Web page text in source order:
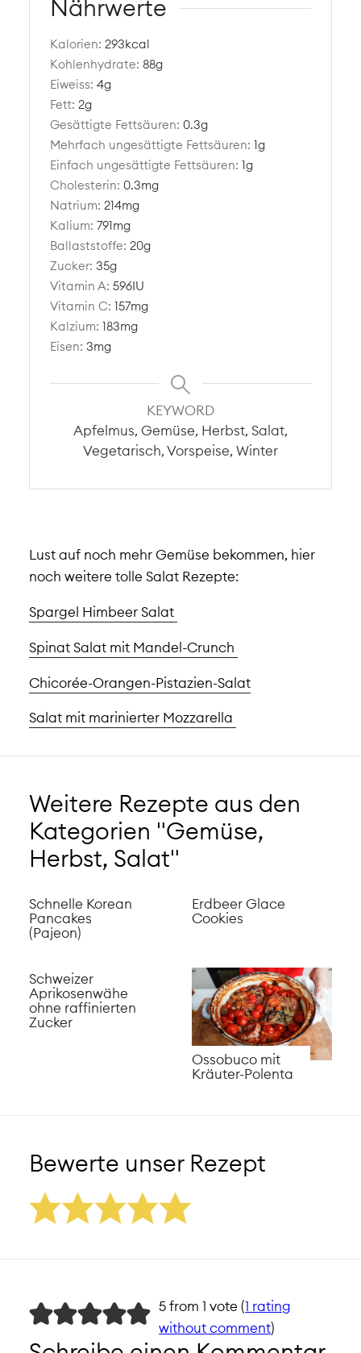
Nährwerte
Kalorien:293kcal
Kohlenhydrate:88g
Eiweiss:4g
Fett:2g
Gesättigte Fettsäuren: 0.3g
Mehrfach ungesättigte Fettsäuren:1g
Einfach ungesättigte Fettsäuren:1g
Cholesterin: 0.3mg
Natrium:214mg
Kalium:791mg
Ballaststoffe:20g
Zucker:35g
Vitamin A:596IU
Vitamin C:157mg
Kalzium:183mg
Eisen:3mg
KEYWORD
Apfelmus, Gemüse, Herbst, Salat,
Vegetarisch, Vorspeise, Winter
Lust auf noch mehr Gemüse bekommen, hier
noch weitere tolle Salat Rezepte:
Spargel Himbeer Salat
Spinat Salat mit Mandel-Crunch
Chicorée-Orangen-Pistazien-Salat
Salat mit marinierter Mozzarella
Weitere Rezepte aus den
Kategorien "Gemüse,
Herbst, Salat"
Schnelle Korean
Pancakes
(Pajeon)
Erdbeer Glace
Cookies
Schweizer
Aprikosenwähe
ohne raffinierten
Zucker
Ossobuco mit
Kräuter-Polenta
Bewerte unser Rezept
5 from 1 vote (1 rating
without comment)